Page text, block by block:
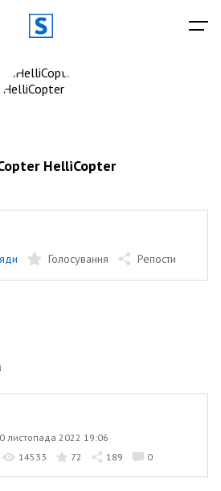
HelliCopter
Голосування Репости
листопада 2022 19:06
14533 72 189 0